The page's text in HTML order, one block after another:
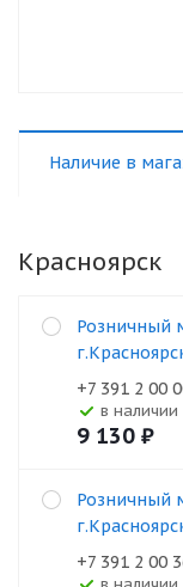
Наличие в
Красноярск
Розничный
+7 391 2 00
В наличии
9 130 ₽
Розничный
+7 391 2 00